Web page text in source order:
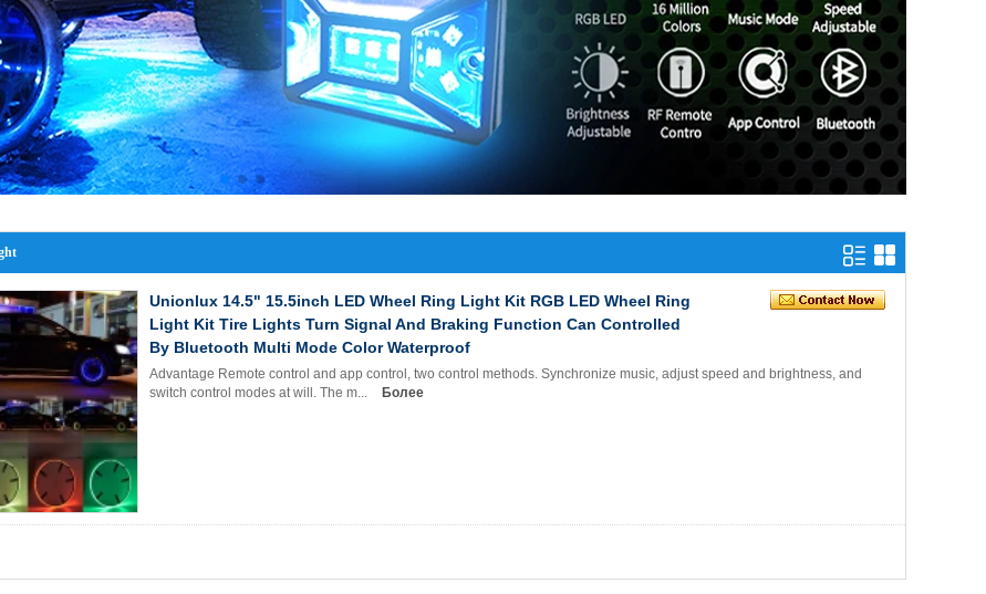
Unionlux 14.5" 15.5inch LED Wheel Ring Light Kit RGB LED Wheel Ring
Light Kit Tire Lights Turn Signal And Braking Function Can Controlled
By Bluetooth Multi Mode Color Waterproof
Advantage Remote control and app control, two control methods. Synchronize music, adjust speed and brightness, and
switch control modes at will. The m...
Более